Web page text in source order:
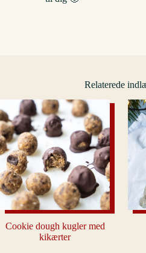
Relaterede
Cookie dough kugler med
kikærter